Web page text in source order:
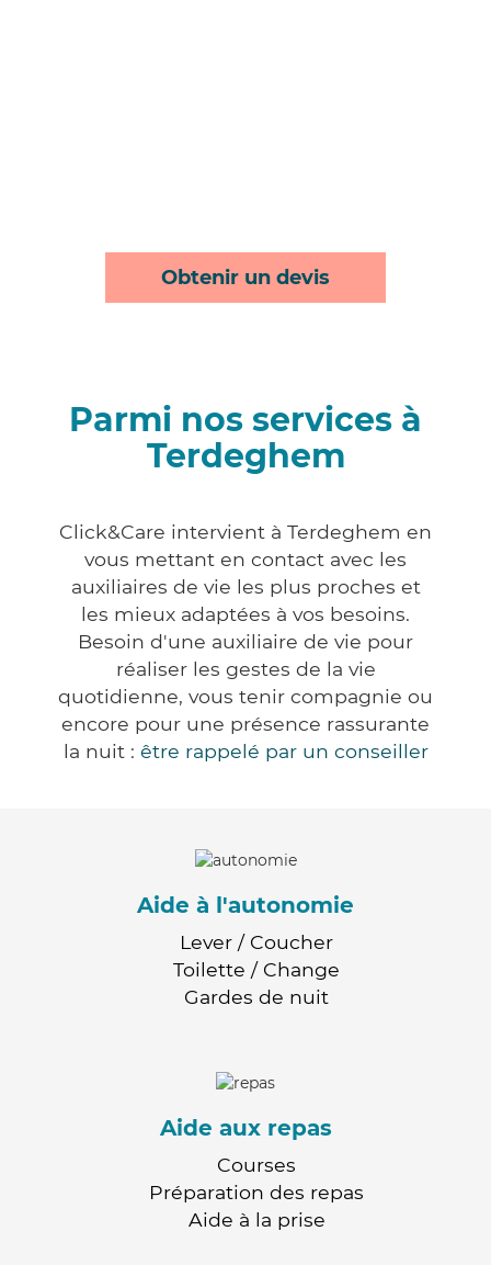
Obtenir un devis
Parmi nos services à
Terdeghem
Click&Care intervient à Terdeghem en
vous mettant en contact avec les
auxiliaires de vie les plus proches et
les mieux adaptées à vos besoins.
Besoin d'une auxiliaire de vie pour
réaliser les gestes de la vie
quotidienne, vous tenir compagnie ou
encore pour une présence rassurante
la nuit : être rappelé par un conseiller
Aide à l'autonomie
Lever / Coucher
Toilette / Change
Gardes de nuit
Aide aux repas
Courses
Préparation des repas
Aide à la prise